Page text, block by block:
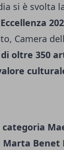
si è svolta
Camera
oltre 350